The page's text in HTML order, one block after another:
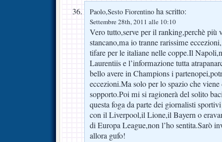
Paolo,Sesto Fiorentino ha scritto:
Settembre 28th, 2011 alle 10:10
Vero tutto,serve per il ranking,perchè più
stancano,ma io tranne rarissime
tifare per le italiane nelle coppe.Il
Laurentiis e l’informazione tutta
bello avere in Champions i
eccezioni.Ma solo per lo spazio che
sopporto.Poi mi si ragionerà del solito
questa foga da parte dei giornalisti
con il Liverpool,il Lione,il Bayern o
di Europa League,non l’ho sentita.Sarò
allora gufo!